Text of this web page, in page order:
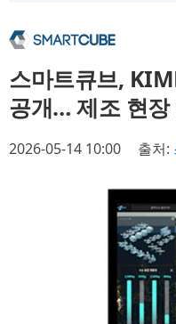
스마트큐브,
공개… 제조 현장
2026-05-14 10:00 출처: